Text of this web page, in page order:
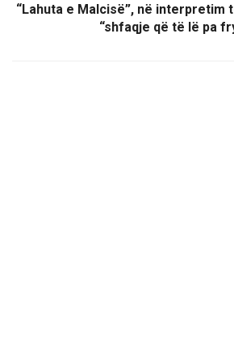
“Lahuta e Malcisë”, në interpretim
“shfaqje që të lë pa